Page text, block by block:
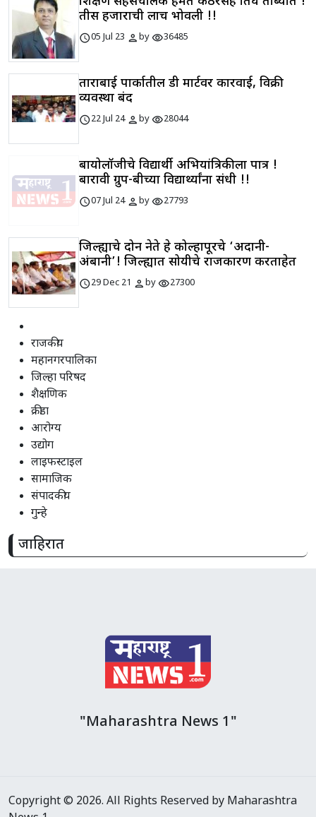
तीस हजाराची लाच भोवली !!
schedule05 Jul 23 personbyvisibility36485
ताराबाई पार्कातील डी मार्टवर कारवाई, विक्री
व्यवस्था बंद
schedule22 Jul 24 personbyvisibility28044
बायोलॉजीचे विद्यार्थी अभियांत्रिकीला पात्र !
बारावी ग्रुप-बीच्या विद्यार्थ्यांना संधी !!
schedule07 Jul 24 personbyvisibility27793
जिल्ह्याचे दोन नेते हे कोल्हापूरचे ‘अदानी-
अंबानी’! जिल्ह्यात सोयीचे राजकारण करताहेत
schedule29 Dec 21 personbyvisibility27300
राजकीय
महानगरपालिका
जिल्हा परिषद
शैक्षणिक
क्रीडा
आरोग्य
उद्योग
लाइफस्टाइल
सामाजिक
संपादकीय
गुन्हे
जाहिरात
"Maharashtra News 1"
Copyright © 2026. All Rights Reserved by Maharashtra